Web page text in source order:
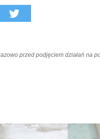
przed podjęciem działań na